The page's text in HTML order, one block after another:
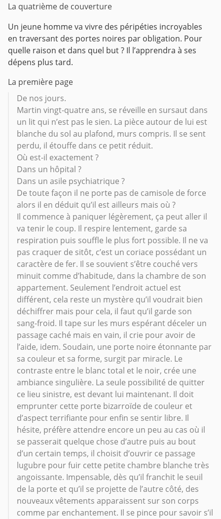
La quatrième de couverture
Un jeune homme va vivre des péripéties incroyables
en traversant des portes noires par obligation. Pour
quelle raison et dans quel but ? Il l’apprendra à ses
dépens plus tard.
La première page
De nos jours.
Martin vingt-quatre ans, se réveille en sursaut dans
un lit qui n’est pas le sien. La pièce autour de lui est
blanche du sol au plafond, murs compris. Il se sent
perdu, il étouffe dans ce petit réduit.
Où est-il exactement ?
Dans un hôpital ?
Dans un asile psychiatrique ?
De toute façon il ne porte pas de camisole de force
alors il en déduit qu’il est ailleurs mais où ?
Il commence à paniquer légèrement, ça peut aller il
va tenir le coup. Il respire lentement, garde sa
respiration puis souffle le plus fort possible. Il ne va
pas craquer de sitôt, c’est un coriace possédant un
caractère de fer. Il se souvient s’être couché vers
minuit comme d’habitude, dans la chambre de son
appartement. Seulement l’endroit actuel est
différent, cela reste un mystère qu’il voudrait bien
déchiffrer mais pour cela, il faut qu’il garde son
sang-froid. Il tape sur les murs espérant déceler un
passage caché mais en vain, il crie pour avoir de
l’aide, idem. Soudain, une porte noire étonnante par
sa couleur et sa forme, surgit par miracle. Le
contraste entre le blanc total et le noir, crée une
ambiance singulière. La seule possibilité de quitter
ce lieu sinistre, est devant lui maintenant. Il doit
emprunter cette porte bizarroïde de couleur et
d’aspect terrifiante pour enfin se sentir libre. Il
hésite, préfère attendre encore un peu au cas où il
se passerait quelque chose d’autre puis au bout
d’un certain temps, il choisit d’ouvrir ce passage
lugubre pour fuir cette petite chambre blanche très
angoissante. Impensable, dès qu’il franchit le seuil
de la porte et qu’il se projette de l’autre côté, des
nouveaux vêtements apparaissent sur son corps
comme par enchantement. Il se pince pour savoir s’il